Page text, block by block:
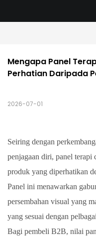
Mengapa Panel
Perhatian Daripada
2026-07-01
Seiring dengan
penjagaan diri, panel terapi
produk yang diperhatikan
Panel ini menawarkan
persembahan visual yang
yang sesuai dengan
Bagi pembeli B2B, nilai